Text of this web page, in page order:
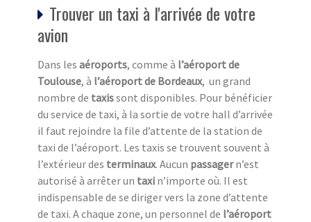
Trouver un taxi à l'arrivée de votre
avion
Dans les aéroports, comme à l’aéroport de
Toulouse, à l’aéroport de Bordeaux, un grand
nombre de taxissont disponibles. Pour bénéficier
du service de taxi, à la sortie de votre hall d’arrivée
il faut rejoindre la file d’attente de la station de
taxi de l’aéroport. Les taxis se trouvent souvent à
l’extérieur des terminaux. Aucun passagern’est
autorisé à arrêter un taxi n’importe où. Il est
indispensable de se diriger vers la zone d’attente
de taxi. A chaque zone, un personnel de l’aéroport